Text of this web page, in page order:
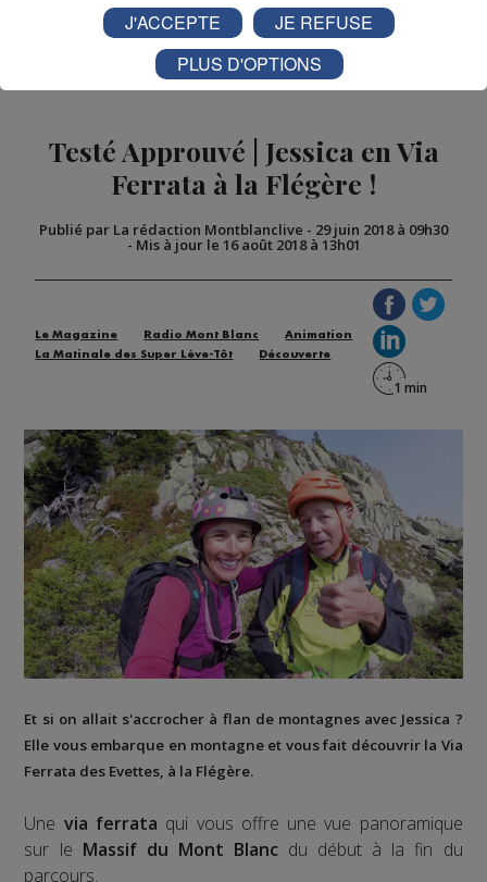
Partager sur Twitter
Testé Approuvé | Jessica en Via
Ferrata à la Flégère !
Publié par La rédaction Montblanclive - 29 juin 2018 à 09h30
- Mis à jour le 16 août 2018 à 13h01
Le Magazine Radio Mont Blanc
Animation
La Matinale des Super Lève-Tôt
Découverte
Et si on allait s'accrocher à flan de montagnes avec Jessica ?
Elle vous embarque en montagne et vous fait découvrir la Via
Ferrata des Evettes, à la Flégère.
Une via ferrata qui vous offre une vue panoramique
sur le Massif du Mont Blancdu début à la fin du
parcours.
J'ACCEPTE
JE REFUSE
PLUS D'OPTIONS